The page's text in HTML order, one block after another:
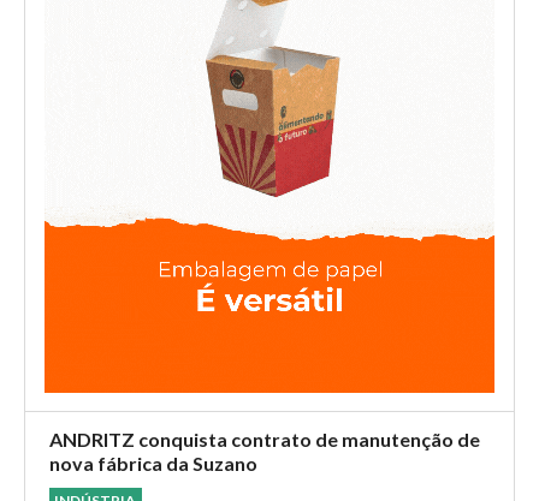
ANDRITZ conquista contrato de manutenção de
nova fábrica da Suzano